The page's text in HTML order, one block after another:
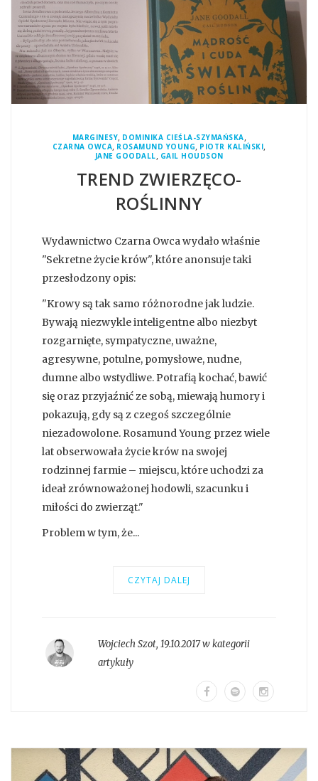
MARGINESY, DOMINIKA CIEŚLA-SZYMAŃSKA,
CZARNA OWCA, ROSAMUND YOUNG, PIOTR KALIŃSKI,
JANE GOODALL, GAIL HOUDSON
TREND ZWIERZĘCO-
ROŚLINNY
Wydawnictwo Czarna Owca wydało właśnie
"Sekretne życie krów", które anonsuje taki
przesłodzony opis:
"Krowy są tak samo różnorodne jak ludzie.
Bywają niezwykle inteligentne albo niezbyt
rozgarnięte, sympatyczne, uważne,
agresywne, potulne, pomysłowe, nudne,
dumne albo wstydliwe. Potrafią kochać, bawić
się oraz przyjaźnić ze sobą, miewają humory i
pokazują, gdy są z czegoś szczególnie
niezadowolone. Rosamund Young przez wiele
lat obserwowała życie krów na swojej
rodzinnej farmie – miejscu, które uchodzi za
ideał zrównoważonej hodowli, szacunku i
miłości do zwierząt."
Problem w tym, że...
CZYTAJ DALEJ
Wojciech Szot,19.10.2017 w kategorii
artykuły